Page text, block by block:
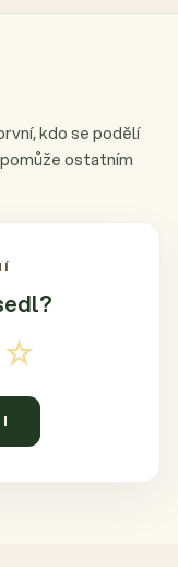
kdo se podělí
ostatním